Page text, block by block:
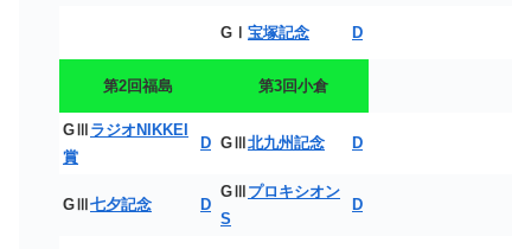
GⅠ 宝塚記念 D
第2回福島 第3回小倉
GⅢ ラジオNIKKEI
賞
D GⅢ北九州記念 D
GⅢ七夕記念 D
GⅢ プロキシオン
S
D